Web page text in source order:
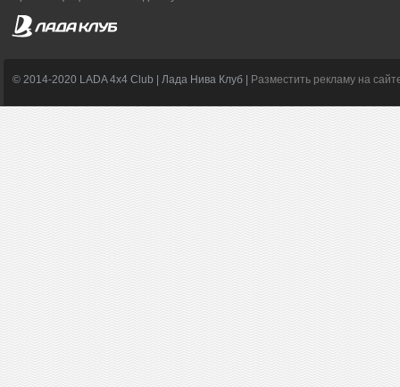
© 2014-2020 LADA 4x4 Club | Лада Нива Клуб | Разместить рекламу на